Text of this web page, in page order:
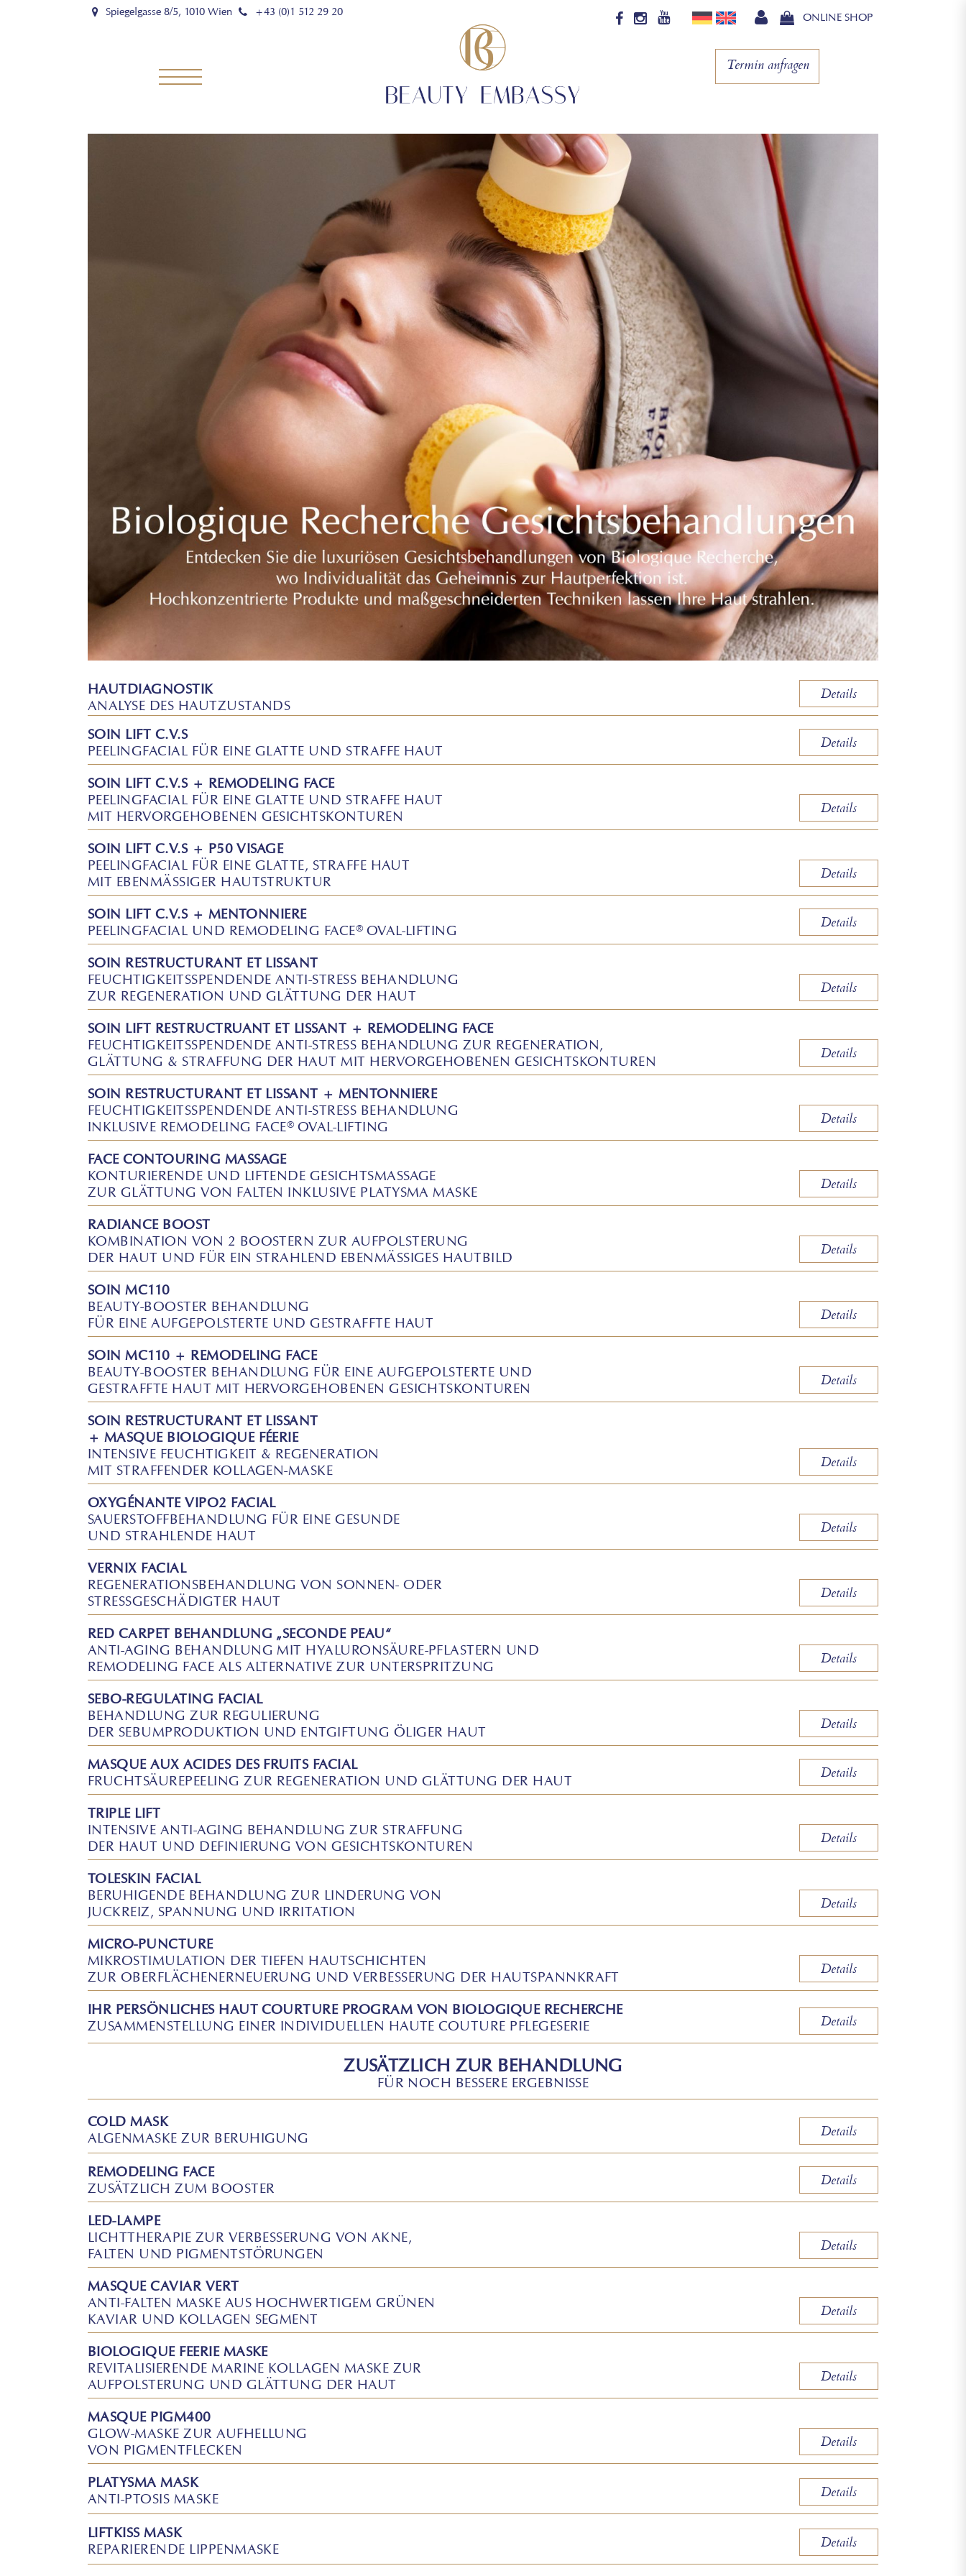
Spiegelgasse 8/5, 1010 Wien +43 (0)1 512 29 20 ONLINE SHOP
Termin anfragen
HAUTDIAGNOSTIK
ANALYSE DES HAUTZUSTANDS
Details
SOIN LIFT C.V.S
PEELINGFACIAL FÜR EINE GLATTE UND STRAFFE HAUT
Details
SOIN LIFT C.V.S + REMODELING FACE
PEELINGFACIAL FÜR EINE GLATTE UND STRAFFE HAUT
MIT HERVORGEHOBENEN GESICHTSKONTUREN
Details
SOIN LIFT C.V.S + P50 VISAGE
PEELINGFACIAL FÜR EINE GLATTE, STRAFFE HAUT
MIT EBENMÄSSIGER HAUTSTRUKTUR
Details
SOIN LIFT C.V.S + MENTONNIERE
PEELINGFACIAL UND REMODELING FACE® OVAL-LIFTING
Details
SOIN RESTRUCTURANT ET LISSANT
FEUCHTIGKEITSSPENDENDE ANTI-STRESS BEHANDLUNG
ZUR REGENERATION UND GLÄTTUNG DER HAUT
Details
SOIN LIFT RESTRUCTRUANT ET LISSANT + REMODELING FACE
FEUCHTIGKEITSSPENDENDE ANTI-STRESS BEHANDLUNG ZUR REGENERATION,
GLÄTTUNG & STRAFFUNG DER HAUT MIT HERVORGEHOBENEN GESICHTSKONTUREN
Details
SOIN RESTRUCTURANT ET LISSANT + MENTONNIERE
FEUCHTIGKEITSSPENDENDE ANTI-STRESS BEHANDLUNG
INKLUSIVE REMODELING FACE® OVAL-LIFTING
Details
FACE CONTOURING MASSAGE
KONTURIERENDE UND LIFTENDE GESICHTSMASSAGE
ZUR GLÄTTUNG VON FALTEN INKLUSIVE PLATYSMA MASKE
Details
RADIANCE BOOST
KOMBINATION VON 2 BOOSTERN ZUR AUFPOLSTERUNG
DER HAUT UND FÜR EIN STRAHLEND EBENMÄSSIGES HAUTBILD
Details
SOIN MC110
BEAUTY-BOOSTER BEHANDLUNG
FÜR EINE AUFGEPOLSTERTE UND GESTRAFFTE HAUT
Details
SOIN MC110 + REMODELING FACE
BEAUTY-BOOSTER BEHANDLUNG FÜR EINE AUFGEPOLSTERTE UND
GESTRAFFTE HAUT MIT HERVORGEHOBENEN GESICHTSKONTUREN
Details
SOIN RESTRUCTURANT ET LISSANT
+ MASQUE BIOLOGIQUE FÉERIE
INTENSIVE FEUCHTIGKEIT & REGENERATION
MIT STRAFFENDER KOLLAGEN-MASKE
Details
OXYGÉNANTE VIPO2 FACIAL
SAUERSTOFFBEHANDLUNG FÜR EINE GESUNDE
UND STRAHLENDE HAUT
Details
VERNIX FACIAL
REGENERATIONSBEHANDLUNG VON SONNEN- ODER
STRESSGESCHÄDIGTER HAUT
Details
RED CARPET BEHANDLUNG „SECONDE PEAU“
ANTI-AGING BEHANDLUNG MIT HYALURONSÄURE-PFLASTERN UND
REMODELING FACE ALS ALTERNATIVE ZUR UNTERSPRITZUNG
Details
SEBO-REGULATING FACIAL
BEHANDLUNG ZUR REGULIERUNG
DER SEBUMPRODUKTION UND ENTGIFTUNG ÖLIGER HAUT
Details
MASQUE AUX ACIDES DES FRUITS FACIAL
FRUCHTSÄUREPEELING ZUR REGENERATION UND GLÄTTUNG DER HAUT
Details
TRIPLE LIFT
INTENSIVE ANTI-AGING BEHANDLUNG ZUR STRAFFUNG
DER HAUT UND DEFINIERUNG VON GESICHTSKONTUREN
Details
TOLESKIN FACIAL
BERUHIGENDE BEHANDLUNG ZUR LINDERUNG VON
JUCKREIZ, SPANNUNG UND IRRITATION
Details
MICRO-PUNCTURE
MIKROSTIMULATION DER TIEFEN HAUTSCHICHTEN
ZUR OBERFLÄCHENERNEUERUNG UND VERBESSERUNG DER HAUTSPANNKRAFT
Details
IHR PERSÖNLICHES HAUT COURTURE PROGRAM VON BIOLOGIQUE RECHERCHE
ZUSAMMENSTELLUNG EINER INDIVIDUELLEN HAUTE COUTURE PFLEGESERIE
Details
ZUSÄTZLICH ZUR BEHANDLUNG
FÜR NOCH BESSERE ERGEBNISSE
COLD MASK
ALGENMASKE ZUR BERUHIGUNG
Details
REMODELING FACE
ZUSÄTZLICH ZUM BOOSTER
Details
LED-LAMPE
LICHTTHERAPIE ZUR VERBESSERUNG VON AKNE,
FALTEN UND PIGMENTSTÖRUNGEN
Details
MASQUE CAVIAR VERT
ANTI-FALTEN MASKE AUS HOCHWERTIGEM GRÜNEN
KAVIAR UND KOLLAGEN SEGMENT
Details
BIOLOGIQUE FEERIE MASKE
REVITALISIERENDE MARINE KOLLAGEN MASKE ZUR
AUFPOLSTERUNG UND GLÄTTUNG DER HAUT
Details
MASQUE PIGM400
GLOW-MASKE ZUR AUFHELLUNG
VON PIGMENTFLECKEN
Details
PLATYSMA MASK
ANTI-PTOSIS MASKE
Details
LIFTKISS MASK
REPARIERENDE LIPPENMASKE
Details